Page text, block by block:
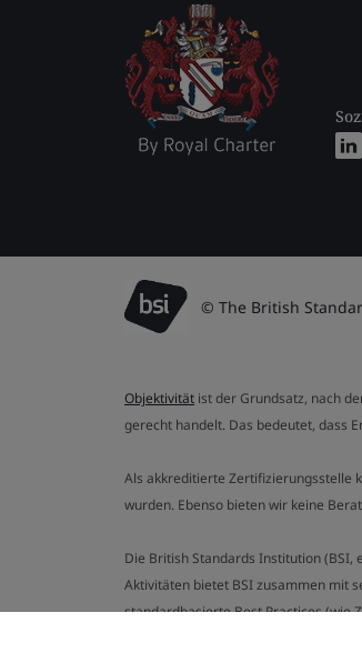
© The British
Objektivität ist der Grundsatz, nach
gerecht handelt. Das bedeutet, dass
Als akkreditierte Zertifizierungsstelle
wurden. Ebenso bieten wir keine
Die British Standards Institution (BSI,
Aktivitäten bietet BSI zusammen mit
standardbasierte Best Practices (wie